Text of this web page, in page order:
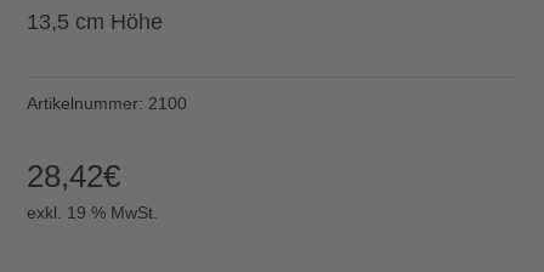
13,5 cm Höhe
Artikelnummer: 2100
28,42€
exkl. 19 % MwSt.